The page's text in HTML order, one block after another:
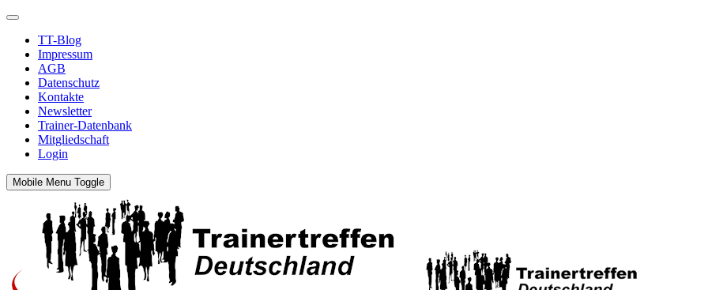
TT-Blog
Impressum
AGB
Datenschutz
Kontakte
Newsletter
Trainer-Datenbank
Mitgliedschaft
Login
Mobile Menu Toggle